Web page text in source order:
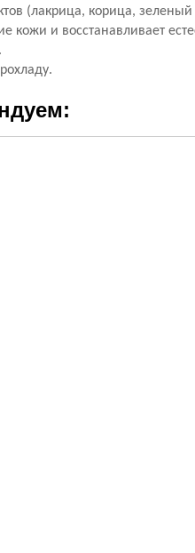
(лакрица, корица,
кожи и восстанавливает